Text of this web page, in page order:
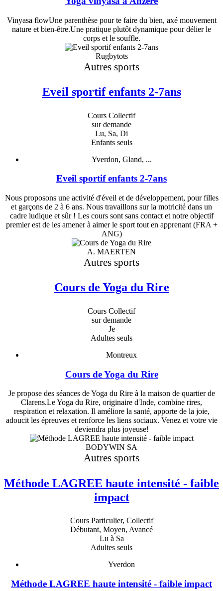
Vinyasa flowUne parenthèse pour te faire du bien, axé mouvement
nature et bien-être.Une pratique plutôt dynamique pour délier le
corps et le souffle.
Rugbytots
Autres sports
Eveil sportif enfants 2-7ans
Cours Collectif
sur demande
Lu, Sa, Di
Enfants seuls
Yverdon, Gland, ...
Eveil sportif enfants 2-7ans
Nous proposons une activité d'éveil et de développement, pour filles
et garçons de 2 à 6 ans. Nous travaillons sur la motricité dans un
cadre ludique et sûr ! Les cours sont sans contact et notre objectif
premier est de les amener à aimer le sport tout en apprenant (FRA +
ANG)
A. MAERTEN
Autres sports
Cours de Yoga du Rire
Cours Collectif
sur demande
Je
Adultes seuls
Montreux
Cours de Yoga du Rire
Je propose des séances de Yoga du Rire à la maison de quartier de
Clarens.Le Yoga du Rire, originaire d'Inde, combine rires,
respiration et relaxation. Il améliore la santé, apporte de la joie,
adoucit les épreuves et renforce les liens sociaux. Venez et votre vie
deviendra plus joyeuse!
BODYWIN SA
Autres sports
Méthode LAGREE haute intensité - faible
impact
Cours Particulier, Collectif
Débutant, Moyen, Avancé
Lu à Sa
Adultes seuls
Yverdon
Méthode LAGREE haute intensité - faible impact